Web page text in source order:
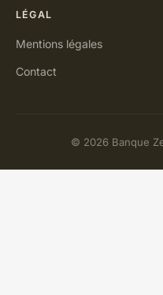
LÉGAL
Mentions légales
Contact
© 2026 Banque